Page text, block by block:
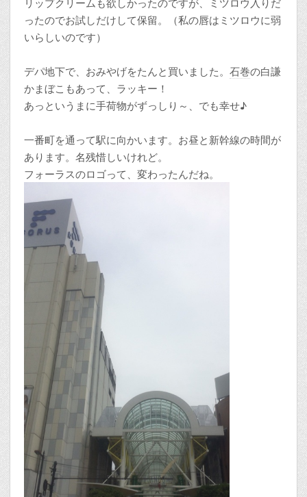
ったのでお試しだけして保留。（私の唇はミツロウに弱
いらしいのです）
デパ地下で、おみやげをたんと買いました。 石巻の白謙
かまぼこもあって、ラッキー！
あっというまに手荷物がずっしり～、でも幸せ♪
一番町を通って駅に向かいます。お昼と新幹線の時間が
あります。名残惜しいけれど。
フォーラスのロゴって、変わったんだね。